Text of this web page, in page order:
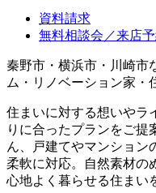
資料請求
無料相談会／来店
秦野市・横浜市・川崎市
ム・リノベーション家・
住まいに対する想いやラ
りに合ったプランをご提
ん、戸建てやマンション
柔軟に対応。自然素材の
心地よく暮らせる住まい